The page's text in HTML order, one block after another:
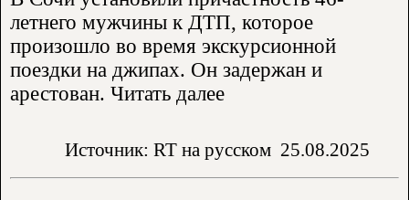
летнего мужчины к ДТП, которое
произошло во время экскурсионной
поездки на джипах. Он задержан и
арестован. Читать далее
Источник: RT на русском 25.08.2025